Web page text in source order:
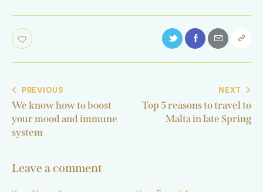
PREVIOUS
We know how to boost
your mood and immune
system
NEXT
Top 5 reasons to travel to
Malta in late Spring
Leave a comment